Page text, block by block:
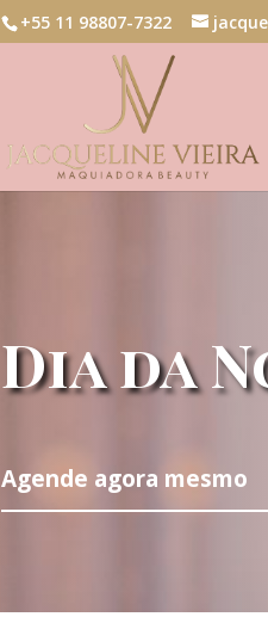
+55 11 98807-7322
Dia da
Agende agora mesmo